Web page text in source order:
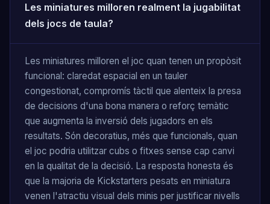
Les miniatures milloren realment la jugabilitat
dels jocs de taula?
Les miniatures milloren el joc quan tenen un propòsit
funcional: claredat espacial en un tauler
congestionat, compromís tàctil que alenteix la presa
de decisions d'una bona manera o reforç temàtic
que augmenta la inversió dels jugadors en els
resultats. Són decoratius, més que funcionals, quan
el joc podria utilitzar cubs o fitxes sense cap canvi
en la qualitat de la decisió. La resposta honesta és
que la majoria de Kickstarters pesats en miniatura
venen l'atractiu visual dels minis per justificar nivells